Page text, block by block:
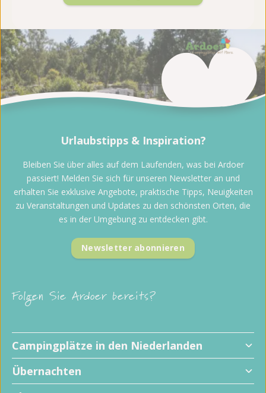
Folgen Sie Ardoer bereits?
Campingplätze in den Niederlanden
Übernachten
Urlaubstipps & Inspiration?
Bleiben Sie über alles auf dem Laufenden, was bei Ardoer
passiert! Melden Sie sich für unseren Newsletter an und
erhalten Sie exklusive Angebote, praktische Tipps, Neuigkeiten
zu Veranstaltungen und Updates zu den schönsten Orten, die
es in der Umgebung zu entdecken gibt.
Newsletter abonnieren